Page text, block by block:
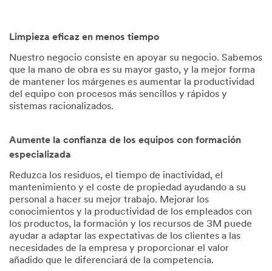
Limpieza eficaz en menos tiempo
Nuestro negocio consiste en apoyar su negocio. Sabemos
que la mano de obra es su mayor gasto, y la mejor forma
de mantener los márgenes es aumentar la productividad
del equipo con procesos más sencillos y rápidos y
sistemas racionalizados.
Aumente la confianza de los equipos con formación
especializada
Reduzca los residuos, el tiempo de inactividad, el
mantenimiento y el coste de propiedad ayudando a su
personal a hacer su mejor trabajo. Mejorar los
conocimientos y la productividad de los empleados con
los productos, la formación y los recursos de 3M puede
ayudar a adaptar las expectativas de los clientes a las
necesidades de la empresa y proporcionar el valor
añadido que le diferenciará de la competencia.